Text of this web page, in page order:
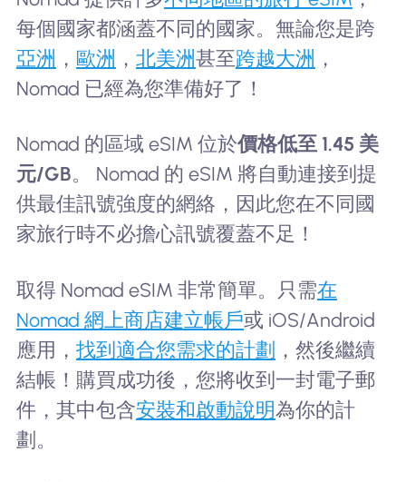
每個國家都涵蓋不同的國家。無論您是跨
亞洲 ， 歐洲 ， 北美洲甚至跨越大洲 ，
Nomad 已經為您準備好了！
Nomad 的區域 eSIM 位於價格低至 1.45 美
元/GB。 Nomad 的 eSIM 將自動連接到提
供最佳訊號強度的網絡，因此您在不同國
家旅行時不必擔心訊號覆蓋不足！
取得 Nomad eSIM 非常簡單。只需在
Nomad 網上商店建立帳戶或 iOS/Android
應用， 找到適合您需求的計劃 ，然後繼續
結帳！購買成功後，您將收到一封電子郵
件，其中包含安裝和啟動說明為你的計
劃。